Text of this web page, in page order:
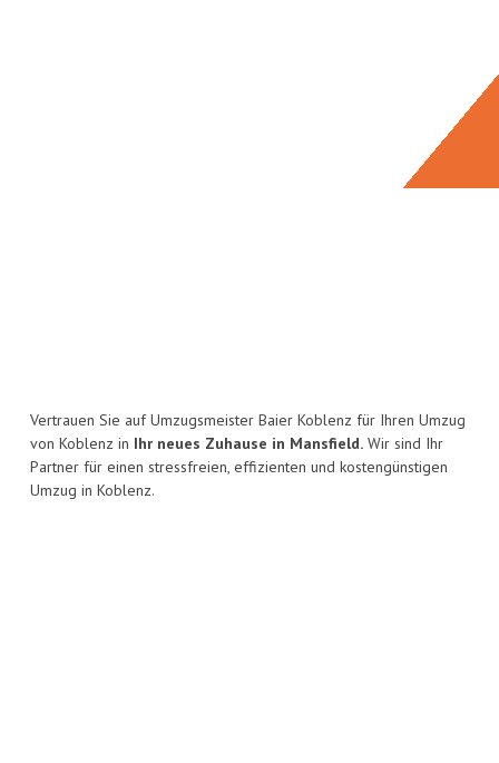
Vertrauen Sie auf Umzugsmeister Baier Koblenz für Ihren Umzug
von Koblenz in Ihr neues Zuhause in Mansfield. Wir sind Ihr
Partner für einen stressfreien, effizienten und kostengünstigen
Umzug in Koblenz.